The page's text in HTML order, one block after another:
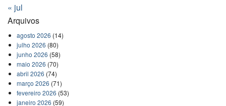
« jul
Arquivos
agosto 2026 (14)
julho 2026 (80)
junho 2026 (58)
maio 2026 (70)
abril 2026 (74)
março 2026 (71)
fevereiro 2026 (53)
janeiro 2026 (59)